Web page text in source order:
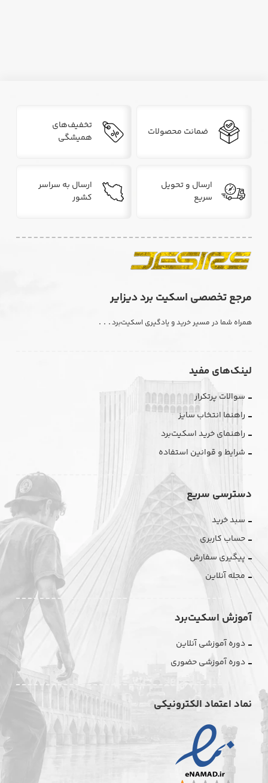
ضمانت محصولات
تخفیف‌های
همیشگی
ارسال و تحویل
سریع
ارسال به سراسر
کشور
مرجع تخصصی اسکیت برد دیزایر
همراه شما در مسیر خرید و یادگیری اسکیت‌برد. . .
لینک‌های مفید
سوالات پرتکرار
راهنما انتخاب سایز
راهنمای خرید اسکیت‌برد
شرایط و قوانین استفاده
دسترسی سریع
سبد خرید
حساب کاربری
پیگیری سفارش
مجله آنلاین
آموزش اسکیت‌برد
دوره آموزشی آنلاین
دوره آموزشی حضوری
نماد اعتماد الکترونیکی